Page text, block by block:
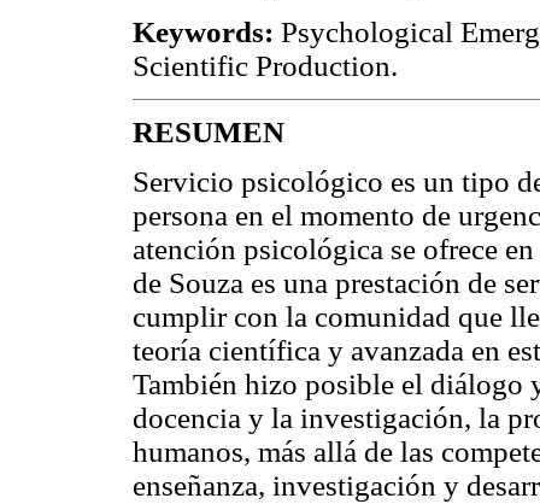
Keywords: Psychological
Scientific Production.
RESUMEN
Servicio psicológico es un tipo
persona en el momento de
atención psicológica se ofrece
de Souza es una prestación de
cumplir con la comunidad que
teoría científica y avanzada en
También hizo posible el diálogo
docencia y la investigación, la
humanos, más allá de las
enseñanza, investigación y